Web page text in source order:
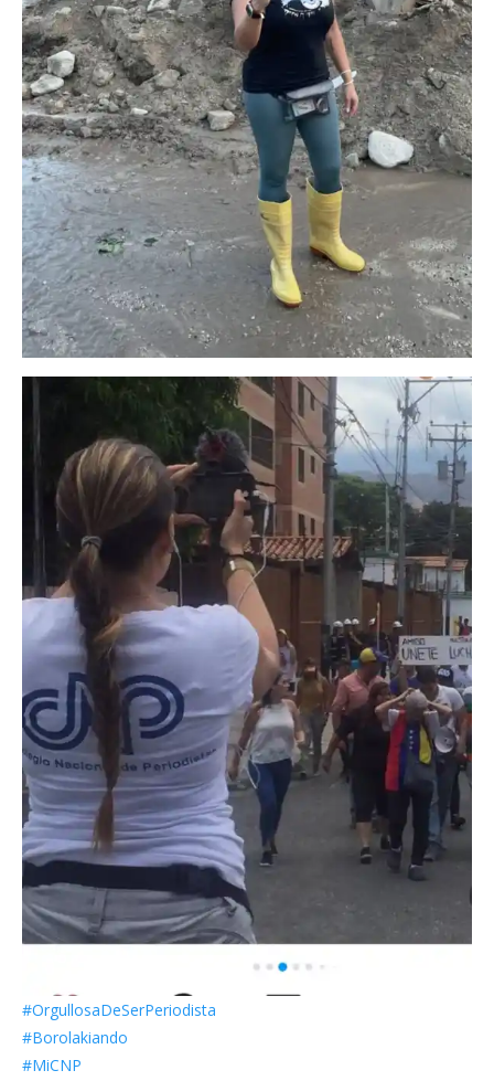
#OrgullosaDeSerPeriodista
#Borolakiando
#MiCNP